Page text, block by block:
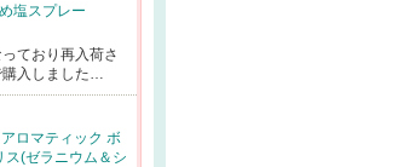
塩スプレー
ており再入荷さ
購入しました…
ロマティック ボ
ス(ゼラニウム＆シ